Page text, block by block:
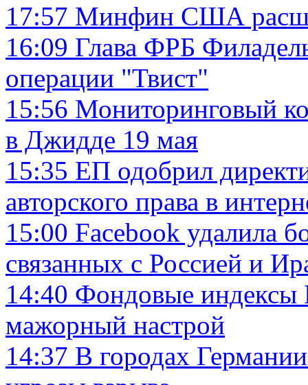
17:57 Минфин США
16:09 Глава ФРБ
операции "Твист"
15:56 Мониторинговый
в Джидде 19 мая
15:35 ЕП одобрил
авторского права в
15:00 Facebook удалила
связанных с Россией и
14:40 Фондовые индексы
мажорный настрой
14:37 В городах